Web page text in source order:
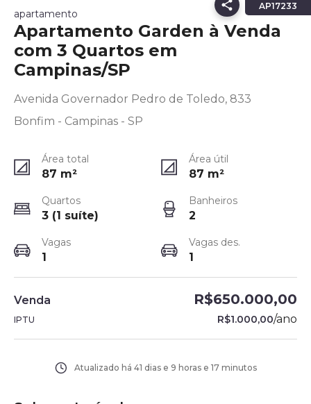
AP17233
apartamento
Apartamento Garden à Venda
com 3 Quartos em
Campinas/SP
Avenida Governador Pedro de Toledo, 833
Bonfim - Campinas - SP
Área total
87 m²
Área útil
87 m²
Quartos
3 (1 suíte)
Banheiros
2
Vagas
1
Vagas des.
1
Venda R$650.000,00
IPTU R$1.000,00/ano
Atualizado há 41 dias e 9 horas e 17 minutos